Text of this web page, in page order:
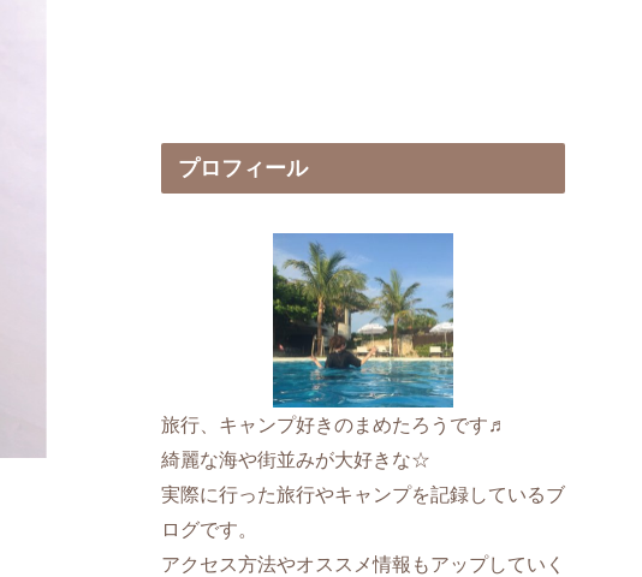
プロフィール
旅行、キャンプ好きのまめたろうです♬
綺麗な海や街並みが大好きな☆
実際に行った旅行やキャンプを記録しているブ
ログです。
アクセス方法やオススメ情報もアップしていく